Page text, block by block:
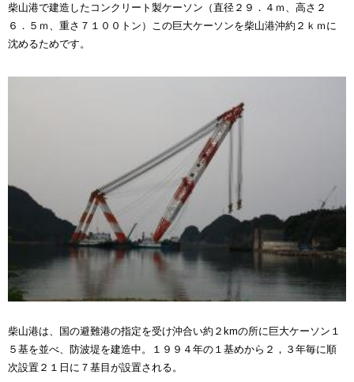
柴山港で建造したコンクリート製ケーソン（直径２９．４ｍ、高さ２
６．５ｍ、重さ７１００トン）この巨大ケーソンを柴山港沖約２ｋｍに
沈めるためです。
柴山港は、国の避難港の指定を受け沖合い約２kmの所に巨大ケーソン１
５基を並べ、防波堤を建造中。１９９４年の１基めから２，３年毎に順
次設置２１日に７基目が設置される。